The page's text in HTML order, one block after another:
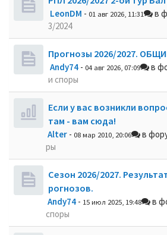
LeonDM - 01 авг 2026, 11:31 в
3/2024
Прогнозы 2026/2027.
Andy74 - 04 авг 2026, 07:09 в
и споры
Если у вас возникли
там - вам сюда!
Alter - 08 мар 2010, 20:06 в
ры
Сезон 2026/2027.
рогнозов.
Andy74 - 15 июл 2025, 19:48 в
споры